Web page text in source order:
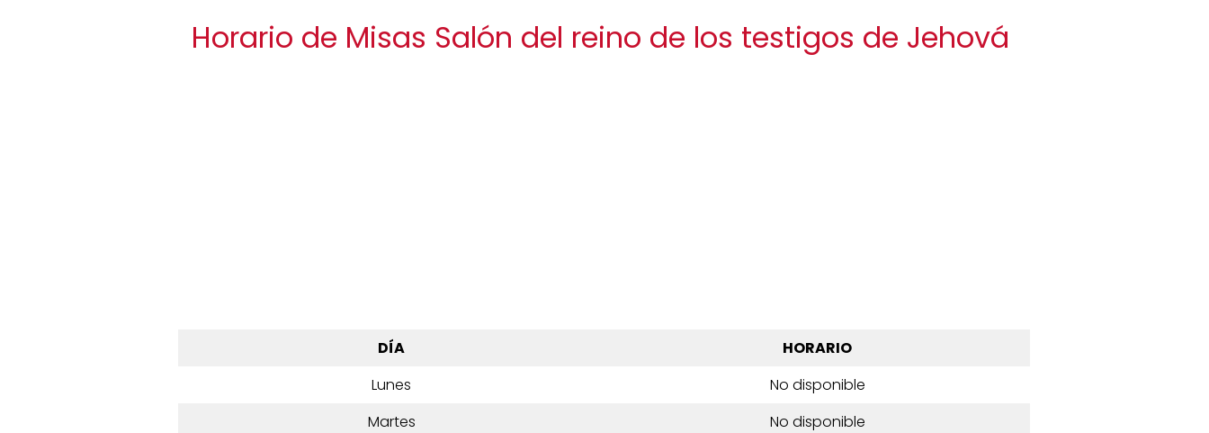
Horario de Misas Salón del reino de los testigos de Jehová
DÍA
HORARIO
Lunes
No disponible
Martes
No disponible